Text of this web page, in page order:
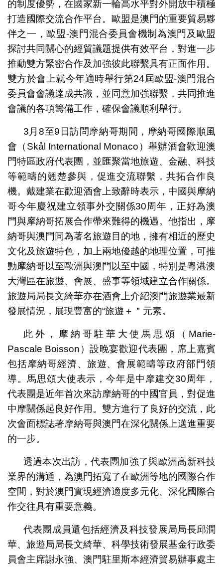
的制度優勢，在國家新一輪高水平對外開放中積極
打造國際交流合作平台。歐盟是澳門的重要貿易夥
伴之一，歐盟-澳門混合委員會機制為澳門及歐盟
探討共同關心的經貿議題提供有效平台，對進一步
推動雙方緊密合作及加強彼此聯繫具有正面作用。
雙方於會上就今年適時舉行第24屆歐盟-澳門混合
委員會會議達成共識，並同意加強聯繫，共同推進
會議的各項籌備工作，確保會議順利舉行。
3月8至9日訪問摩納哥期間，摩納哥國際順風
會（Skål International Monaco）舉辦酒會歡迎澳
門特區政府代表團，並匯聚當地旅遊、金融、科技
等範疇的翹楚參與，促進交流聯繫，共拓合作良
機。戴建業在歡迎酒會上致辭時表示，中國與摩納
哥今年慶祝建立領事外交關係30周年，正好為澳
門與摩納哥拓展合作帶來難得的機遇。他指出，摩
納哥與澳門同為著名旅遊目的地，擁有相近的歷史
文化及旅遊特色，加上兩地優越的地理位置，可推
動摩納哥以至歐洲與澳門以至中國，特別是粵港澳
大灣區在旅遊、會展、盛事等領域建立合作關係。
旅遊局局長文綺華亦在酒會上介紹澳門旅遊業最新
發展情況，展現豐富的“旅遊＋＂元素。
此外，摩納哥駐華大使馬思頌（Marie-
Pascale Boisson）設晚宴歡迎代表團，席上嘉賓
包括摩納哥經濟、旅遊、會展範疇等政府部門領
導。馬思頌大使表示，今年是中摩建交30周年，
代表團是近年首次來訪摩納哥的中國官員，對促進
中摩關係起良好作用。雙方進行了良好的交流，此
次會面標誌著摩納哥與澳門在深化關係上邁進重要
的一步。
透過本次出訪，代表團加強了與歐洲高新科技
業界的溝通，為澳門拓寬了在歐洲等地的國際合作
空間，對於澳門實現經濟適度多元化、深化國際合
作交往具有重要意義。
代表團成員還包括經濟及科技發展局局長邱潤
華、旅遊局局長文綺華、科學技術發展基金行政委
員會主席謝永強、澳門駐里斯本經濟貿易辦事處主